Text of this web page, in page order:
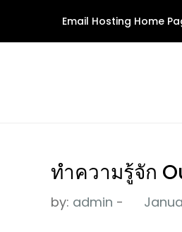
content
Email Hosting Home
ทำความรู้จัก
by: admin